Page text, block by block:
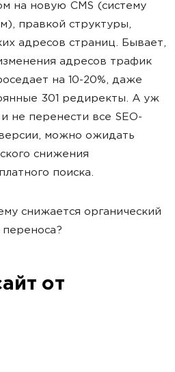
на новую CMS (систему
правкой структуры,
адресов страниц. Бывает,
адресов трафик
на 10-20%, даже
301 редиректы. А уж
не перенести все SEO-
можно ожидать
снижения
поиска.
снижается органический
от